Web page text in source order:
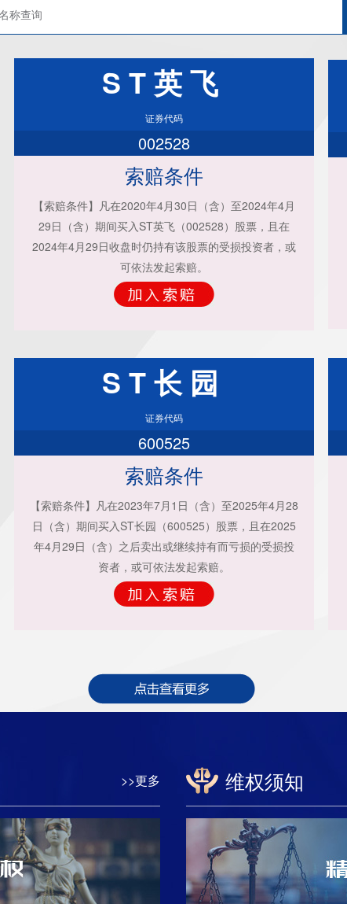
ST英飞
证券代码
002528
索赔条件
【索赔条件】凡在2020年4月30日（含）至2024年4月
29日（含）期间买入ST英飞（002528）股票，且在
2024年4月29日收盘时仍持有该股票的受损投资者，或
可依法发起索赔。
ST长园
证券代码
600525
索赔条件
【索赔条件】凡在2023年7月1日（含）至2025年4月28
日（含）期间买入ST长园（600525）股票，且在2025
年4月29日（含）之后卖出或继续持有而亏损的受损投
资者，或可依法发起索赔。
>>更多 维权须知